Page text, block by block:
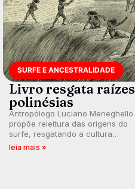
SURFE E ANCESTRALIDADE
Livro resgata raízes
polinésias
Antropólogo Luciano Meneghello
propõe releitura das origens do
surfe, resgatando a cultura
polinésia e questionando a visão
leia mais »